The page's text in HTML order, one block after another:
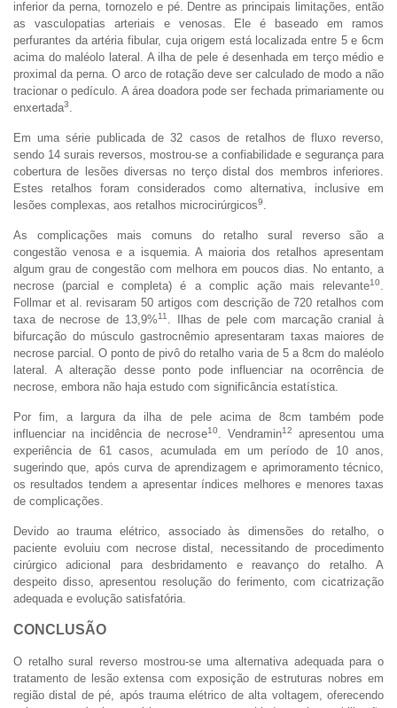
inferior da perna, tornozelo e pé. Dentre as principais limitações, então
as vasculopatias arteriais e venosas. Ele é baseado em ramos
perfurantes da artéria fibular, cuja origem está localizada entre 5 e 6cm
acima do maléolo lateral. A ilha de pele é desenhada em terço médio e
proximal da perna. O arco de rotação deve ser calculado de modo a não
tracionar o pedículo. A área doadora pode ser fechada primariamente ou
enxertada3
Em uma série publicada de 32 casos de retalhos de fluxo reverso,
sendo 14 surais reversos, mostrou-se a confiabilidade e segurança para
cobertura de lesões diversas no terço distal dos membros inferiores.
Estes retalhos foram considerados como alternativa, inclusive em
lesões complexas, aos retalhos microcirúrgicos9
As complicações mais comuns do retalho sural reverso são a
congestão venosa e a isquemia. A maioria dos retalhos apresentam
algum grau de congestão com melhora em poucos dias. No entanto, a
necrose (parcial e completa) é a complic ação mais relevante10
Follmar et al. revisaram 50 artigos com descrição de 720 retalhos com
taxa de necrose de 13,9%11
. Ilhas de pele com marcação cranial à
bifurcação do músculo gastrocnêmio apresentaram taxas maiores de
necrose parcial. O ponto de pivô do retalho varia de 5 a 8cm do maléolo
lateral. A alteração desse ponto pode influenciar na ocorrência de
necrose, embora não haja estudo com significância estatística.
Por fim, a largura da ilha de pele acima de 8cm também pode
influenciar na incidência de necrose10 . Vendramin12
apresentou uma
experiência de 61 casos, acumulada em um período de 10 anos,
sugerindo que, após curva de aprendizagem e aprimoramento técnico,
os resultados tendem a apresentar índices melhores e menores taxas
de complicações.
Devido ao trauma elétrico, associado às dimensões do retalho, o
paciente evoluiu com necrose distal, necessitando de procedimento
cirúrgico adicional para desbridamento e reavanço do retalho. A
despeito disso, apresentou resolução do ferimento, com cicatrização
adequada e evolução satisfatória.
CONCLUSÃO
O retalho sural reverso mostrou-se uma alternativa adequada para o
tratamento de lesão extensa com exposição de estruturas nobres em
região distal de pé, após trauma elétrico de alta voltagem, oferecendo